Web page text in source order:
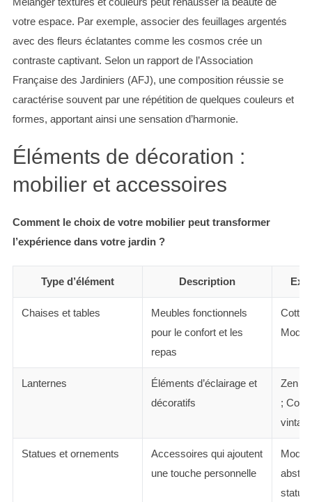
votre espace. Par exemple, associer des feuillages argentés
avec des fleurs éclatantes comme les cosmos crée un
contraste captivant. Selon un rapport de l’Association
Française des Jardiniers (AFJ), une composition réussie se
caractérise souvent par une répétition de quelques couleurs et
formes, apportant ainsi une sensation d’harmonie.
Éléments de décoration :
mobilier et accessoires
Comment le choix de votre mobilier peut transformer
l’expérience dans votre jardin ?
Type d’élément Description
Chaises et tables
Meubles fonctionnels
pour le confort et les
repas
Lanternes
Éléments d’éclairage et
décoratifs
Zen :
;
Statues et ornements
Accessoires qui ajoutent
une touche personnelle